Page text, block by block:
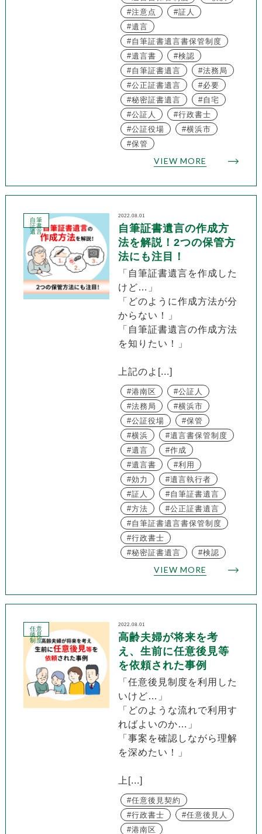
注意点
証人
遺言
自筆証書遺言書保管制度
遺言書
検認
自筆証書遺言
法務局
公正証書遺言
必要
秘密証書遺言
自宅
公証人
行政書士
公証役場
横浜市
保管
VIEW MORE
自筆
証書
遺言
2022.08.01
自筆証書遺言の作成方
法を解説！2つの保管方
法にも注目！
「自筆証書遺言を作成した
けど…」
「どのように作成方法が分
からない！」
「自筆証書遺言の作成方法
を知りたい！」
上記のよ[...]
港南区
公証人
法務局
横浜市
公証役場
保管
横浜
遺言書保管制度
遺言
作成
遺言書
利用
効力
遺言執行者
証人
自筆証書遺言
方法
公正証書遺言
自筆証書遺言書保管制度
行政書士
秘密証書遺言
検認
VIEW MORE
任意
後見
制度
2022.08.01
高齢夫婦が将来を考
え、生前に任意後見等
を依頼された事例
「任意後見制度を利用した
いけど…」
「どのような流れで利用す
ればよいのか…」
「事案を確認しながら理解
を深めたい！」
上[...]
任意後見契約
行政書士
任意後見人
港南区